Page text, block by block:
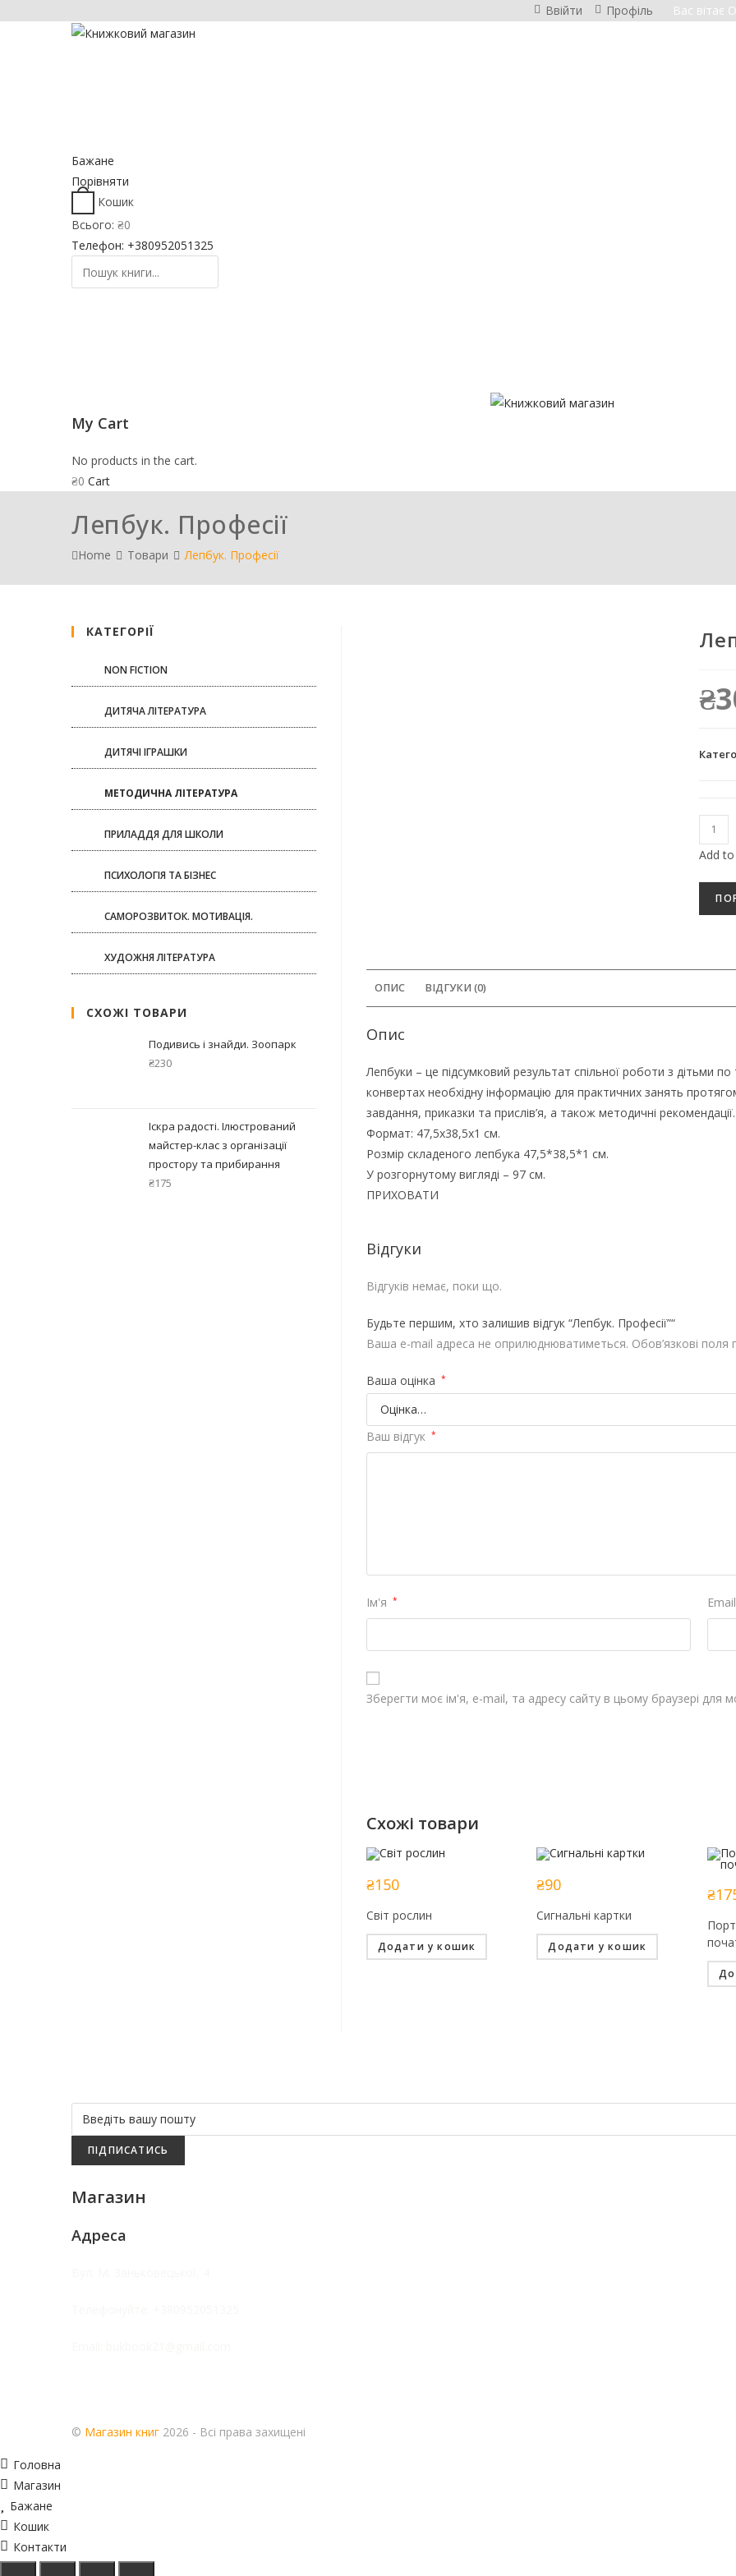
Ввійти Профіль Вас вітає
Бажане
Порівняти
Кошик
Всього: ₴0
Телефон: +380952051325
My Cart
No products in the cart.
₴0 Cart
Лепбук. Професії
Home Товари Лепбук. Професії
₴
е
б
П
о
с
і
ї
Add
ОПИС ВІДГУКИ (0)
Опис
Лепбуки – це підсумковий результат спільної роботи з дітьми
конвертах необхідну інформацію для практичних занять
завдання, приказки та прислів’я, а також методичні рекомендації.
Формат: 47,5х38,5х1 см.
Розмір складеного лепбука 47,5*38,5*1 см.
У розгорнутому вигляді – 97 см.
ПРИХОВАТИ
Відгуки
Відгуків немає, поки що.
Будьте першим, хто залишив відгук “Лепбук. Професії”“
Ваша e-mail адреса не оприлюднюватиметься. Обов’язкові поля
Ваша оцінка *
Ваш відгук *
Ім'я * Email
Зберегти моє ім'я, e-mail, та адресу сайту в цьому браузері для
Схожі товари
₴150
Світ рослин
Додати у кошик
₴90
Сигнальні картки
Додати у кошик
₴
КАТЕГОРІЇ
NON FICTION
ДИТЯЧА ЛІТЕРАТУРА
ДИТЯЧІ ІГРАШКИ
МЕТОДИЧНА ЛІТЕРАТУРА
ПРИЛАДДЯ ДЛЯ ШКОЛИ
ПСИХОЛОГІЯ ТА БІЗНЕС
САМОРОЗВИТОК. МОТИВАЦІЯ.
ХУДОЖНЯ ЛІТЕРАТУРА
СХОЖІ ТОВАРИ
Подивись і знайди. Зоопарк
₴230
Іскра радості. Ілюстрований
майстер-клас з організації
простору та прибирання
₴175
ПІДПИСАТИСЬ
Магазин
Адреса
© Магазин книг 2026 - Всі права захищені
Головна
Магазин
Бажане
Кошик
Контакти